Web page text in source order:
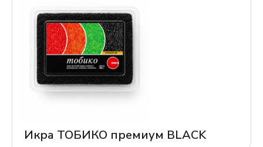
Икра ТОБИКО премиум BLACK